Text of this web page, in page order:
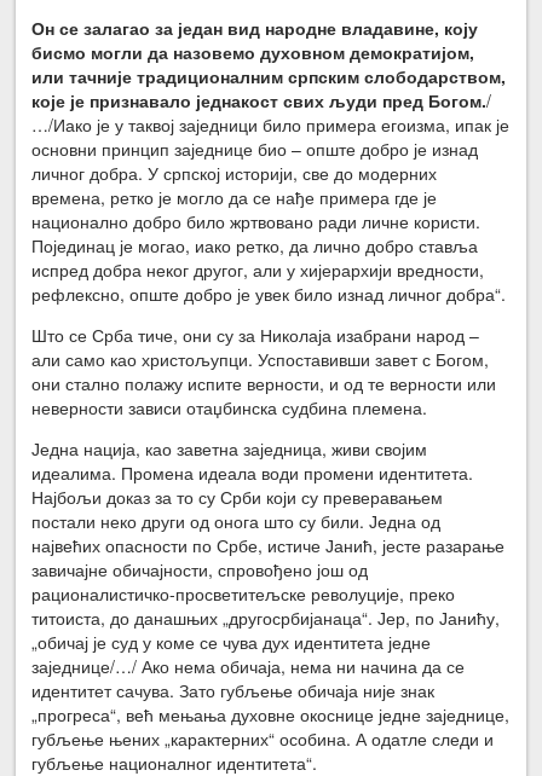
Он се залагао за један вид народне владавине, коју
бисмо могли да назовемо духовном демократијом,
или тачније традиционалним српским слободарством,
које је признавало једнакост свих људи пред Богом./
…/Иако је у таквој заједници било примера егоизма, ипак је
основни принцип заједнице био – опште добро је изнад
личног добра. У српској историји, све до модерних
времена, ретко је могло да се нађе примера где је
национално добро било жртвовано ради личне користи.
Појединац је могао, иако ретко, да лично добро ставља
испред добра неког другог, али у хијерархији вредности,
рефлексно, опште добро је увек било изнад личног добра“.
Што се Срба тиче, они су за Николаја изабрани народ –
али само као христољупци. Успоставивши завет с Богом,
они стално полажу испите верности, и од те верности или
неверности зависи отаџбинска судбина племена.
Једна нација, као заветна заједница, живи својим
идеалима. Промена идеала води промени идентитета.
Најбољи доказ за то су Срби који су преверавањем
постали неко други од онога што су били. Једна од
највећих опасности по Србе, истиче Јанић, јесте разарање
завичајне обичајности, спровођено још од
рационалистичко-просветитељске револуције, преко
титоиста, до данашњих „другосрбијанаца“. Јер, по Јанићу,
„обичај је суд у коме се чува дух идентитета једне
заједнице/…/ Ако нема обичаја, нема ни начина да се
идентитет сачува. Зато губљење обичаја није знак
„прогреса“, већ мењања духовне окоснице једне заједнице,
губљење њених „карактерних“ особина. А одатле следи и
губљење националног идентитета“.